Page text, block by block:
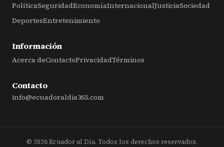
PolíticaSeguridadEconomíaInternacionalJusticiaSociedad
DeportesEntretenimiento
Información
Acerca deContactoPrivacidadTérminos
Contacto
info@ecuadoraldia365.com
© 2026 Ecuador al Día. Todos los derechos reservados.